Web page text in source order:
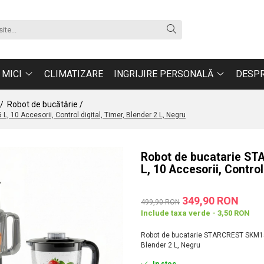
MICI CLIMATIZARE INGRIJIRE PERSONALĂ
Robot de bucătărie /
L, 10 Accesorii, Control digital, Timer, Blender 2 L, Negru
Robot de bucatarie
L, 10 Accesorii,
499,90 RON 349,90 RON
Include taxa verde - 3,50 RON
Robot de bucatarie STARCREST
Blender 2 L, Negru